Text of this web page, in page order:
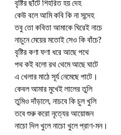
বৃষ্টির ছাঁটে শিহরিত হয় দেহ
কেউ বলে আমি কবি কি না সন্দেহ
তবু তো কবিতা আমাকে ঘিরেই নাচে
নাচুনে মেয়ের মতোই সেও কি বাঁচে?
বৃষ্টির কণা ফণা ধরে আছে পথে
পথ কই বলো রথ থেমে আছে ঘাটে
এ খেলার মাঠে সূর্য নেমেছে পাটে।
কেবল আমার মুখেই লালের তুলি
তুমিও দাঁড়ালে, নাচবে কি চুল খুলি
তবে শুরু করো নৃত্যের আয়োজন
নাচো দিল খুলে নাচো খুলে প্রাণ-মন।